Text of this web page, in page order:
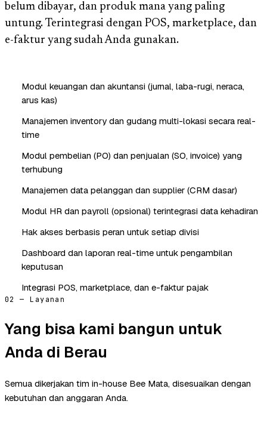
belum dibayar, dan produk mana yang paling
untung. Terintegrasi dengan POS, marketplace, dan
e-faktur yang sudah Anda gunakan.
Modul keuangan dan akuntansi (jurnal, laba-rugi, neraca,
arus kas)
Manajemen inventory dan gudang multi-lokasi secara real-
time
Modul pembelian (PO) dan penjualan (SO, invoice) yang
terhubung
Manajemen data pelanggan dan supplier (CRM dasar)
Modul HR dan payroll (opsional) terintegrasi data kehadiran
Hak akses berbasis peran untuk setiap divisi
Dashboard dan laporan real-time untuk pengambilan
keputusan
Integrasi POS, marketplace, dan e-faktur pajak
02 — Layanan
Yang bisa kami bangun untuk
Anda di Berau
Semua dikerjakan tim in-house Bee Mata, disesuaikan dengan
kebutuhan dan anggaran Anda.